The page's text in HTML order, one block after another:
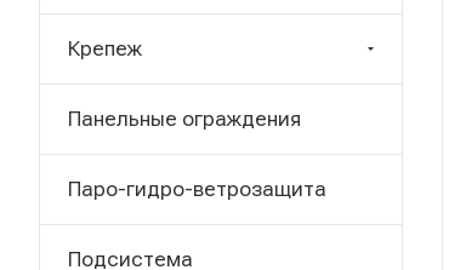
Крепеж
Панельные ограждения
Паро-гидро-ветрозащита
Подсистема